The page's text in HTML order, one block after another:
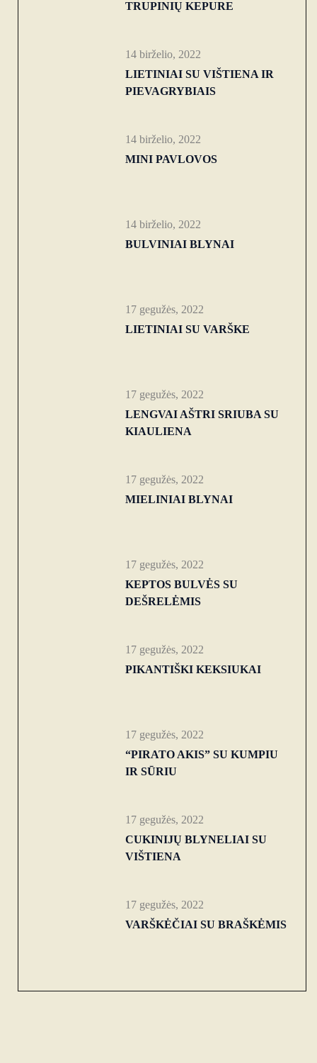
TRUPINIŲ KEPURE
14 birželio, 2022
LIETINIAI SU VIŠTIENA IR
PIEVAGRYBIAIS
14 birželio, 2022
MINI PAVLOVOS
14 birželio, 2022
BULVINIAI BLYNAI
17 gegužės, 2022
LIETINIAI SU VARŠKE
17 gegužės, 2022
LENGVAI AŠTRI SRIUBA SU
KIAULIENA
17 gegužės, 2022
MIELINIAI BLYNAI
17 gegužės, 2022
KEPTOS BULVĖS SU
DEŠRELĖMIS
17 gegužės, 2022
PIKANTIŠKI KEKSIUKAI
17 gegužės, 2022
“PIRATO AKIS” SU KUMPIU
IR SŪRIU
17 gegužės, 2022
CUKINIJŲ BLYNELIAI SU
VIŠTIENA
17 gegužės, 2022
VARŠKĖČIAI SU BRAŠKĖMIS